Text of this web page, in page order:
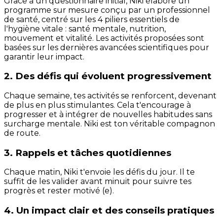
programme sur mesure conçu par un professionnel
de santé, centré sur les 4 piliers essentiels de
l'hygiène vitale : santé mentale, nutrition,
mouvement et vitalité. Les activités proposées sont
basées sur les dernières avancées scientifiques pour
garantir leur impact.
2. Des défis qui évoluent progressivement
Chaque semaine, tes activités se renforcent, devenant
de plus en plus stimulantes. Cela t'encourage à
progresser et à intégrer de nouvelles habitudes sans
surcharge mentale. Niki est ton véritable compagnon
de route.
3. Rappels et tâches quotidiennes
Chaque matin, Niki t'envoie les défis du jour. Il te
suffit de les valider avant minuit pour suivre tes
progrès et rester motivé (e).
4. Un impact clair et des conseils pratiques